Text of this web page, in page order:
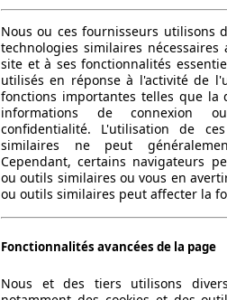
Nous ou ces fournisseurs utilisons
technologies similaires
site et à ses fonctionnalités
utilisés en réponse à l'activité de
fonctions importantes telles que la
informations de connexion
confidentialité. L'utilisation de
similaires ne peut
Cependant, certains navigateurs
ou outils similaires ou vous en
ou outils similaires peut affecter la
Fonctionnalités avancées de la page
Nous et des tiers utilisons